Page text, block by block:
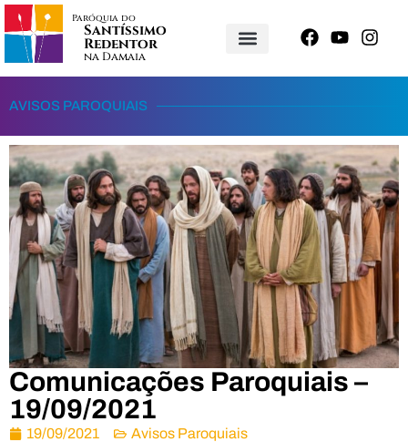
Paróquia do
Santíssimo
Redentor
na Damaia
AVISOS PAROQUIAIS
Comunicações Paroquiais –
19/09/2021
19/09/2021 Avisos Paroquiais